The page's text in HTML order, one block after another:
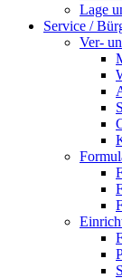
Lage
Service /
Ver-